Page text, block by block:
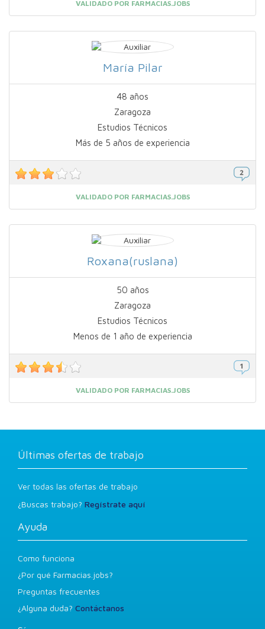
VALIDADO POR FARMACIAS.JOBS
María Pilar
48 años
Zaragoza
Estudios Técnicos
Más de 5 años de experiencia
VALIDADO POR FARMACIAS.JOBS
Roxana(ruslana)
50 años
Zaragoza
Estudios Técnicos
Menos de 1 año de experiencia
VALIDADO POR FARMACIAS.JOBS
Últimas ofertas de trabajo
Ver todas las ofertas de trabajo
¿Buscas trabajo? Regístrate aquí
Ayuda
Como funciona
¿Por qué Farmacias.jobs?
Preguntas frecuentes
¿Alguna duda? Contáctanos